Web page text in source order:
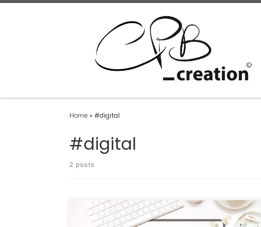
Home » #digital
#digital
2 posts